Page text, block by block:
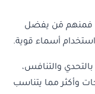
فمنهم مَن يفضل
أسماء قوية.
والتنافس،
وأكثر مما يتناسب